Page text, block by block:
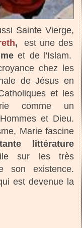
Sainte Vierge,
, est une des
et de l'Islam.
chez les
de Jésus en
et les
comme un
et Dieu.
Marie fascine
littérature
sur les très
son existence.
est devenue la